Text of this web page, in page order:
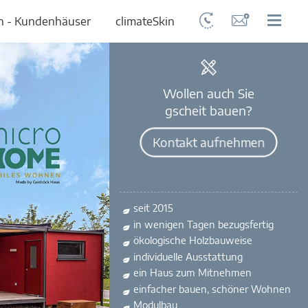
- Kundenhäuser climateSkin
Wollen auch Sie
gscheit bauen?
Kontakt aufnehmen
seit 2015
in wenigen Tagen bezugsfertig
ökologische Holzbauweise
individuelle Ausstattung
ein Haus zum Mitnehmen
einfacher bauen, schöner Wohnen
Modulbau